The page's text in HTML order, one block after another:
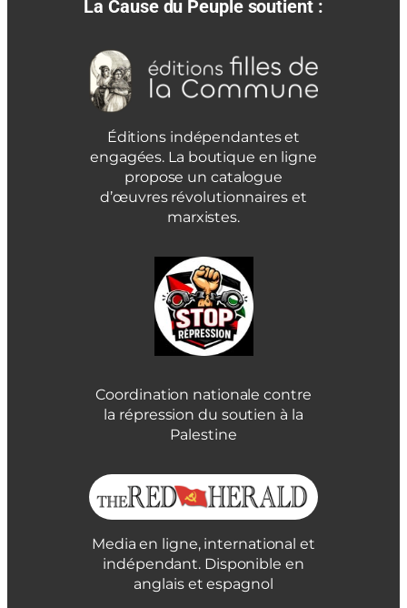
La Cause du Peuple soutient :
Éditions indépendantes et
engagées. La boutique en ligne
propose un catalogue
d’œuvres révolutionnaires et
marxistes.
Coordination nationale contre
la répression du soutien à la
Palestine
Media en ligne, international et
indépendant. Disponible en
anglais et espagnol